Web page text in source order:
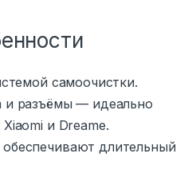
самоочистки.
и разъёмы — идеально
и Dreame.
длительный